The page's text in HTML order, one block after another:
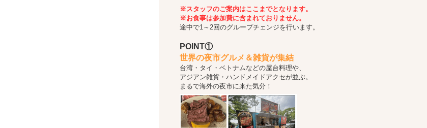
※スタッフのご案内はここまでとなります。
※お食事は参加費に含まれておりません。
途中で1～2回のグループチェンジを行います。
POINT①
世界の夜市グルメ＆雑貨が集結
台湾・タイ・ベトナムなどの屋台料理や、
アジアン雑貨・ハンドメイドアクセが並ぶ。
まるで海外の夜市に来た気分！